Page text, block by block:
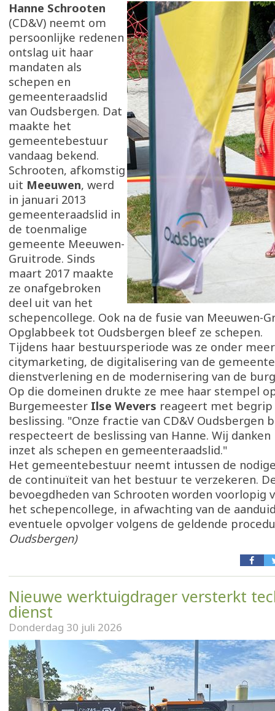
Hanne Schrooten
(CD&V) neemt om
persoonlijke redenen
ontslag uit haar
mandaten als
schepen en
gemeenteraadslid
van Oudsbergen. Dat
maakte het
gemeentebestuur
vandaag bekend.
Schrooten, afkomstig
uit Meeuwen, werd
in januari 2013
gemeenteraadslid in
de toenmalige
gemeente Meeuwen-
Gruitrode. Sinds
maart 2017 maakte
ze onafgebroken
deel uit van het
schepencollege. Ook na de fusie van Meeuwen-
Opglabbeek tot Oudsbergen bleef ze schepen.
Tijdens haar bestuursperiode was ze onder
citymarketing, de digitalisering van de
dienstverlening en de modernisering van de
Op die domeinen drukte ze mee haar stempel
Burgemeester Ilse Wevers reageert met begrip
beslissing. "Onze fractie van CD&V Oudsbergen
respecteert de beslissing van Hanne. Wij danken
inzet als schepen en gemeenteraadslid."
Het gemeentebestuur neemt intussen de
de continuïteit van het bestuur te verzekeren.
bevoegdheden van Schrooten worden voorlopig
het schepencollege, in afwachting van de
eventuele opvolger volgens de geldende
Oudsbergen)
Nieuwe werktuigdrager versterkt
dienst
Donderdag 30 juli 2026